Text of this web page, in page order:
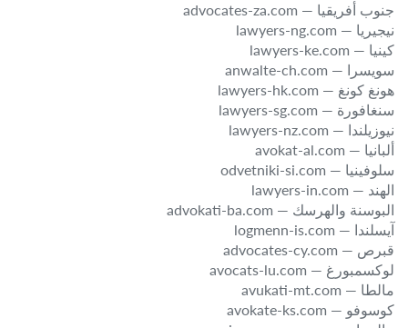
جنوب أفريقيا — advocates-za.com
نيجيريا — lawyers-ng.com
كينيا — lawyers-ke.com
سويسرا — anwalte-ch.com
هونغ كونغ — lawyers-hk.com
سنغافورة — lawyers-sg.com
نيوزيلندا — lawyers-nz.com
ألبانيا — avokat-al.com
سلوفينيا — odvetniki-si.com
الهند — lawyers-in.com
البوسنة والهرسك — advokati-ba.com
آيسلندا — logmenn-is.com
قبرص — advocates-cy.com
لوكسمبورغ — avocats-lu.com
مالطا — avukati-mt.com
كوسوفو — avokate-ks.com